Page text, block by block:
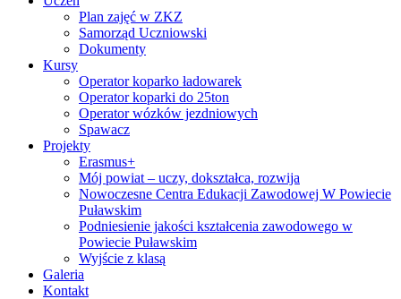
Plan zajęć w ZKZ
Samorząd Uczniowski
Dokumenty
Kursy
Operator koparko ładowarek
Operator koparki do 25ton
Operator wózków jezdniowych
Spawacz
Projekty
Erasmus+
Mój powiat – uczy, dokształca, rozwija
Nowoczesne Centra Edukacji Zawodowej W Powiecie
Puławskim
Podniesienie jakości kształcenia zawodowego w
Powiecie Puławskim
Wyjście z klasą
Galeria
Kontakt